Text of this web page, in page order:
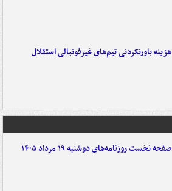
هزینه باورنکردنی تیم‌های غیرفوتبالی استقلال
صفحه نخست روزنامه‌های دوشنبه ۱۹ مرداد ۱۴۰۵